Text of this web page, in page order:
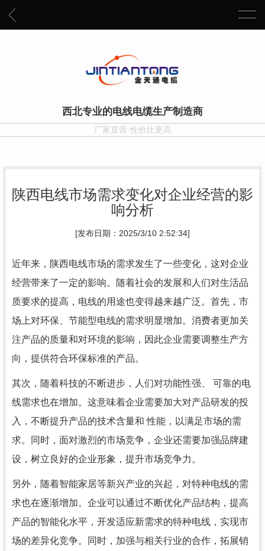
西北专业的电线电缆生产制造商
厂家直营·性价比更高
陕西电线市场需求变化对企业经营的影
响分析
[发布日期：2025/3/10 2:52:34]
近年来，陕西电线市场的需求发生了一些变化，这对企业
经营带来了一定的影响。随着社会的发展和人们对生活品
质要求的提高，电线的用途也变得越来越广泛。首先，市
场上对环保、节能型电线的需求明显增加。消费者更加关
注产品的质量和对环境的影响，因此企业需要调整生产方
向，提供符合环保标准的产品。
其次，随着科技的不断进步，人们对功能性强、 可靠的电
线需求也在增加。这意味着企业需要加大对产品研发的投
入，不断提升产品的技术含量和 性能，以满足市场的需
求。同时，面对激烈的市场竞争，企业还需要加强品牌建
设，树立良好的企业形象，提升市场竞争力。
另外，随着智能家居等新兴产业的兴起，对特种电线的需
求也在逐渐增加。企业可以通过不断优化产品结构，提高
产品的智能化水平，开发适应新需求的特种电线，实现市
场的差异化竞争。同时，加强与相关行业的合作，拓展销